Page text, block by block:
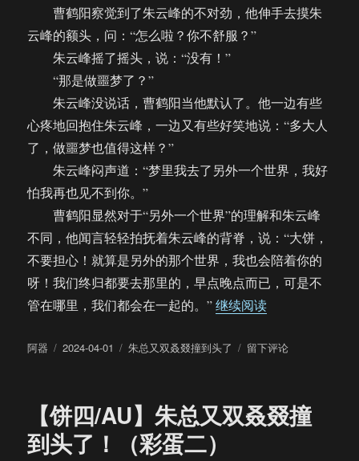
曹鹤阳察觉到了朱云峰的不对劲，他伸手去摸朱
云峰的额头，问：“怎么啦？你不舒服？”
朱云峰摇了摇头，说：“没有！”
“那是做噩梦了？”
朱云峰没说话，曹鹤阳当他默认了。他一边有些
心疼地回抱住朱云峰，一边又有些好笑地说：“多大人
了，做噩梦也值得这样？”
朱云峰闷声道：“梦里我去了另外一个世界，我好
怕我再也见不到你。”
曹鹤阳显然对于“另外一个世界”的理解和朱云峰
不同，他闻言轻轻拍抚着朱云峰的背脊，说：“大饼，
不要担心！就算是另外的那个世界，我也会陪着你的
呀！我们终归都要去那里的，早点晚点而已，可是不
管在哪里，我们都会在一起的。”继续阅读“【饼四/AU】
作
阿器
发
2024-04-01
分
朱总又双叒叕撞到头了
于
总
又
留下评论
【饼四/AU】朱总又双叒叕撞
到头了！（彩蛋二）